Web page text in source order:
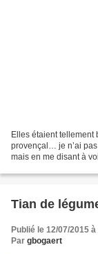
Elles étaient tellement
provençal… je n’ai pas
mais en me disant à
Tian de
Publié le 12/07/2015
Par gbogaert